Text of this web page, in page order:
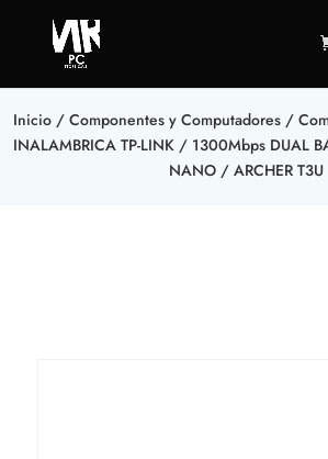
Inicio/ Componentes y Computadores/
INALAMBRICA TP-LINK / 1300Mbps DUAL
NANO / ARCHER T3U